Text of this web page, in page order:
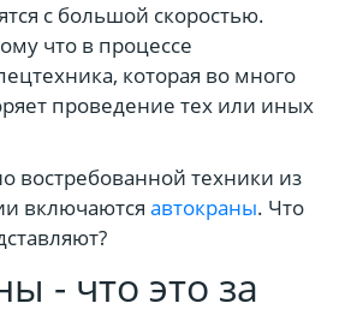
с большой скоростью.
что в процессе
которая во много
проведение тех или иных
востребованной техники из
включаются автокраны. Что
- что это за